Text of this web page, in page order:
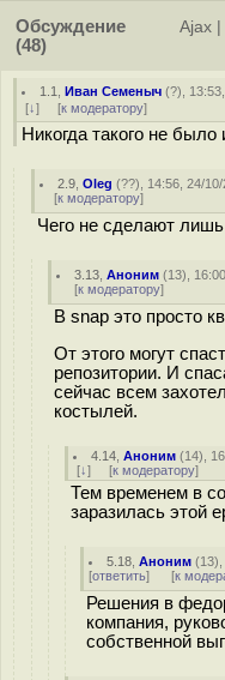
Обсуждение
(48)
Ajax
1.1 ,Иван Семеныч (?),
[↓] [к модератору]
Никогда такого не было
2.9 ,Oleg (??), 14:56, 24/
[к модератору]
Чего не сделают
3.13 ,Аноним (13),
[к модератору]
В snap это просто
От этого могут
репозитории. И
сейчас всем
костылей.
4.14 ,Аноним (14),
[↓] [к модератору]
Тем временем в
заразилась этой
5.18 ,Аноним (13),
[ответить] [к
Решения в
компания,
собственной